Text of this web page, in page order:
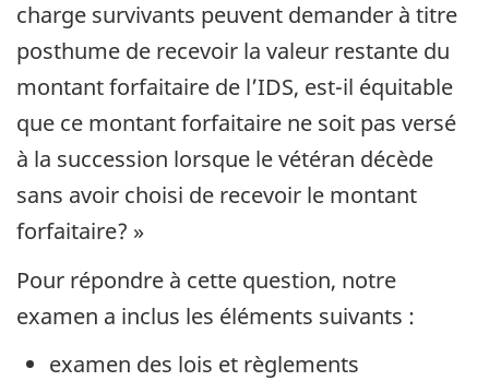
charge survivants peuvent demander à titre
posthume de recevoir la valeur restante du
montant forfaitaire de l’IDS, est-il équitable
que ce montant forfaitaire ne soit pas versé
à la succession lorsque le vétéran décède
sans avoir choisi de recevoir le montant
forfaitaire? »
Pour répondre à cette question, notre
examen a inclus les éléments suivants :
examen des lois et règlements